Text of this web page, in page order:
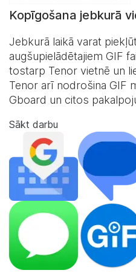
Kopīgošana jebkurā
Jebkurā laikā varat
augšupielādētajiem GIF
tostarp Tenor vietnē un
Tenor arī nodrošina GIF
Gboard un citos
Sākt darbu